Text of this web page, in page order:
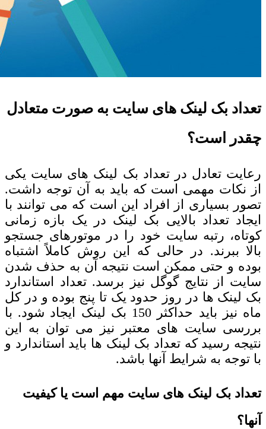
تعداد بک لینک های سایت به صورت متعادل
چقدر است؟
رعایت تعادل در تعداد بک لینک های سایت یکی
از نکات مهمی است که باید به آن توجه داشت.
تصور بسیاری از افراد این است که می توانند با
ایجاد تعداد بالایی بک لینک در یک بازه زمانی
کوتاه، رتبه سایت خود را در موتورهای جستجو
بالا ببرند. در حالی که این روش کاملاً اشتباه
بوده و حتی ممکن است نتیجه آن به حذف شدن
سایت از نتایج گوگل نیز برسد. تعداد استاندارد
بک لینک ها در روز حدود یک تا پنج بوده و در کل
ماه نیز باید حداکثر 150 بک لینک ایجاد شود. با
بررسی سایت های معتبر نیز می توان به این
نتیجه رسید که تعداد بک لینک ها باید استاندارد و
با توجه به شرایط آنها باشد.
تعداد بک لینک های سایت مهم است یا کیفیت
آنها؟